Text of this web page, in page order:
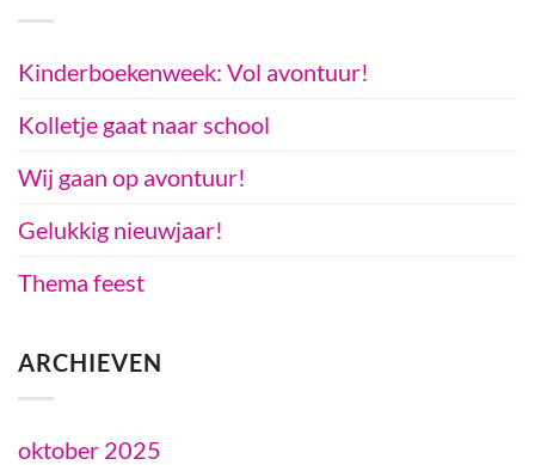
Kinderboekenweek: Vol avontuur!
Kolletje gaat naar school
Wij gaan op avontuur!
Gelukkig nieuwjaar!
Thema feest
ARCHIEVEN
oktober 2025